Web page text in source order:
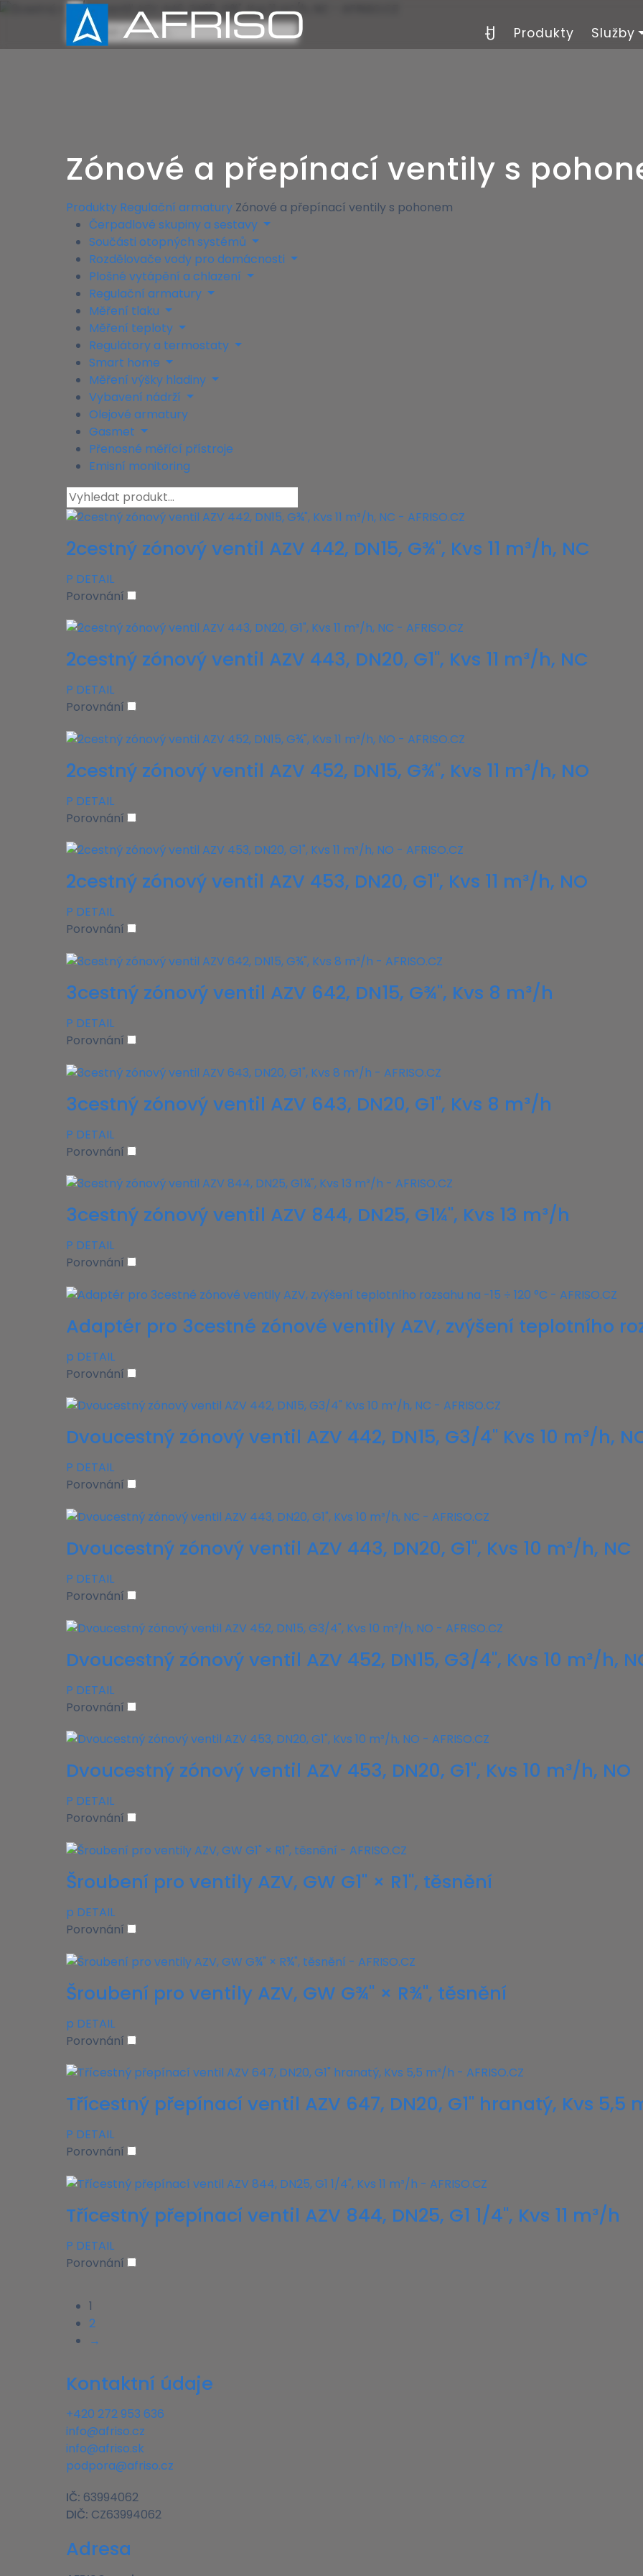
Produkty Služby
Zónové a přepínací ventily s
Produkty Regulační armatury Zónové a přepínací ventily s pohonem
Čerpadlové skupiny a sestavy
Součásti otopných systémů
Rozdělovače vody pro domácnosti
Plošné vytápění a chlazení
Regulační armatury
Měření tlaku
Měření teploty
Regulátory a termostaty
Smart home
Měření výšky hladiny
Vybavení nádrží
Olejové armatury
Gasmet
Přenosné měřící přístroje
Emisní monitoring
2cestný zónový ventil AZV 442, DN15, G¾", Kvs 11 m³/h, NC
P DETAIL
Porovnání
2cestný zónový ventil AZV 443, DN20, G1", Kvs 11 m³/h, NC
P DETAIL
Porovnání
2cestný zónový ventil AZV 452, DN15, G¾", Kvs 11 m³/h, NO
P DETAIL
Porovnání
2cestný zónový ventil AZV 453, DN20, G1", Kvs 11 m³/h, NO
P DETAIL
Porovnání
3cestný zónový ventil AZV 642, DN15, G¾", Kvs 8 m³/h
P DETAIL
Porovnání
3cestný zónový ventil AZV 643, DN20, G1", Kvs 8 m³/h
P DETAIL
Porovnání
3cestný zónový ventil AZV 844, DN25, G1¼", Kvs 13 m³/h
P DETAIL
Porovnání
Adaptér pro 3cestné zónové ventily AZV, zvýšení teplotního
p DETAIL
Porovnání
Dvoucestný zónový ventil AZV 442, DN15, G3/4" Kvs 10 m³/h,
P DETAIL
Porovnání
Dvoucestný zónový ventil AZV 443, DN20, G1", Kvs 10 m³/h, NC
P DETAIL
Porovnání
Dvoucestný zónový ventil AZV 452, DN15, G3/4", Kvs 10 m³/h,
P DETAIL
Porovnání
Dvoucestný zónový ventil AZV 453, DN20, G1", Kvs 10 m³/h, NO
P DETAIL
Porovnání
Šroubení pro ventily AZV, GW G1" × R1", těsnění
p DETAIL
Porovnání
Šroubení pro ventily AZV, GW G¾" × R¾", těsnění
p DETAIL
Porovnání
Třícestný přepínací ventil AZV 647, DN20, G1" hranatý, Kvs 5,5
P DETAIL
Porovnání
Třícestný přepínací ventil AZV 844, DN25, G1 1/4", Kvs 11 m³/h
P DETAIL
Porovnání
1
2
→
Kontaktní údaje
+420 272 953 636
info@afriso.cz
info@afriso.sk
podpora@afriso.cz
IČ: 63994062
DIČ: CZ63994062
Adresa